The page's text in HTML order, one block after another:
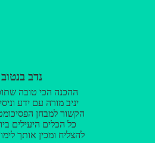
נדב בנטוב
ההכנה הכי טובה
יניב מורה עם ידע
הקשור למבחן
כל הכלים היעילים
להצליח ומכין אותך